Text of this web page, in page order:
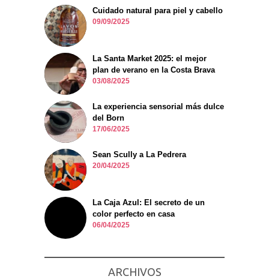
Cuidado natural para piel y cabello
09/09/2025
La Santa Market 2025: el mejor
plan de verano en la Costa Brava
03/08/2025
La experiencia sensorial más dulce
del Born
17/06/2025
Sean Scully a La Pedrera
20/04/2025
La Caja Azul: El secreto de un
color perfecto en casa
06/04/2025
ARCHIVOS